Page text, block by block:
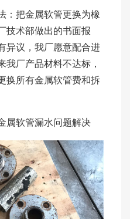
：把金属软管更换为橡
技术部做出的书面报
异议，我厂愿意配合进
我厂产品材料不达标，
换所有金属软管费和拆